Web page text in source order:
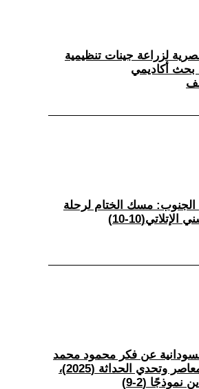
لزراعة جينات تنظيمية
أكاديمي
الجنوب: مسك الختام لرحلة
10)
عن فكر محمود محمد
طه- كتاب: الإسلام المعاصر وتحدي الحداثة (2025)،
نموذجًا (2-9)